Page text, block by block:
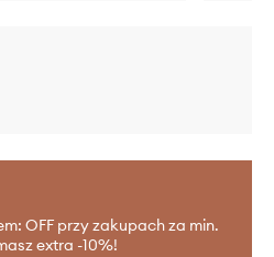
OFF przy zakupach za min.
extra -10%!